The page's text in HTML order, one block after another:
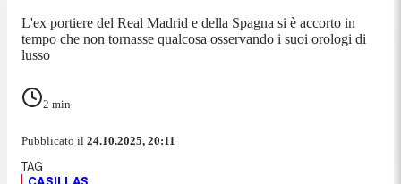
L'ex portiere del Real Madrid e della Spagna si è accorto in
tempo che non tornasse qualcosa osservando i suoi orologi di
lusso
2 min
Pubblicato il 24.10.2025, 20:11